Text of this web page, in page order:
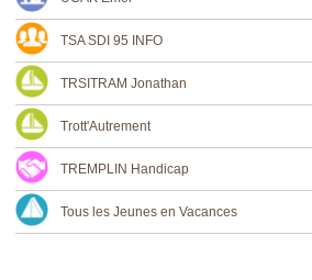
TSA SDI 95 INFO
TRSITRAM Jonathan
Trott'Autrement
TREMPLIN Handicap
Tous les Jeunes en Vacances